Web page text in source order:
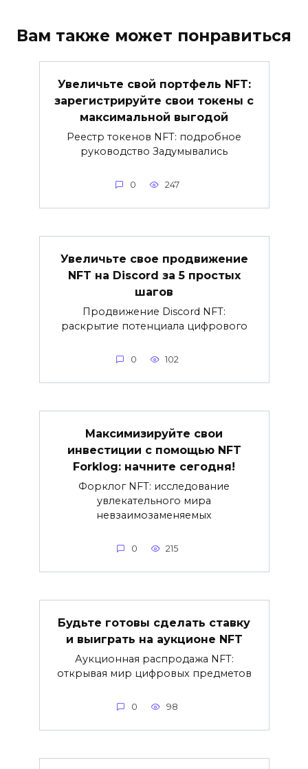
Вам также может понравиться
Увеличьте свой портфель NFT:
зарегистрируйте свои токены с
максимальной выгодой
Реестр токенов NFT: подробное
руководство Задумывались
0 247
Увеличьте свое продвижение
NFT на Discord за 5 простых
шагов
Продвижение Discord NFT:
раскрытие потенциала цифрового
0 102
Максимизируйте свои
инвестиции с помощью NFT
Forklog: начните сегодня!
Форклог NFT: исследование
увлекательного мира
невзаимозаменяемых
0 215
Будьте готовы сделать ставку
и выиграть на аукционе NFT
Аукционная распродажа NFT:
открывая мир цифровых предметов
0 98